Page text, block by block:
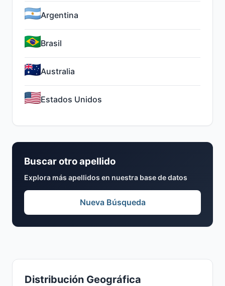
Distribución Geográfica
Argentina
Brasil
Australia
Estados Unidos
Buscar otro apellido
Explora más apellidos en nuestra base de datos
Nueva Búsqueda